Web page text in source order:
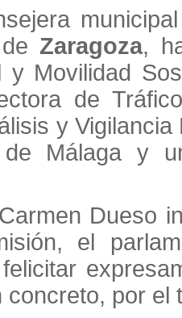
Zaragoza,
y Movilidad
de
y
de Málaga y
Carmen Dueso
el
concreto, por el